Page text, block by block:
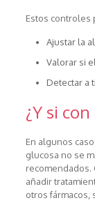
Estos controles
Ajustar la
Valorar si
Detectar a
¿Y si
En algunos
glucosa no se
recomendados.
añadir
otros fármacos,